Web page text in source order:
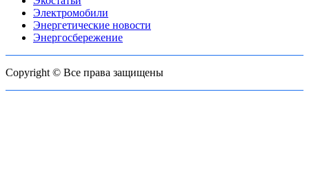
Электромобили
Энергетические новости
Энергосбережение
Copyright © Все права защищены